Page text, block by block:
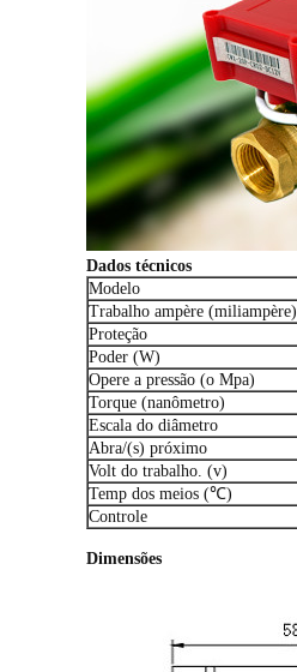
Dados técnicos
Modelo
Trabalho ampère (miliampère)
Proteção
Poder (W)
Opere a pressão (o Mpa)
Torque (nanômetro)
Escala do diâmetro
Abra/(s) próximo
Volt do trabalho. (v)
Temp dos meios (℃)
Controle
Dimensões